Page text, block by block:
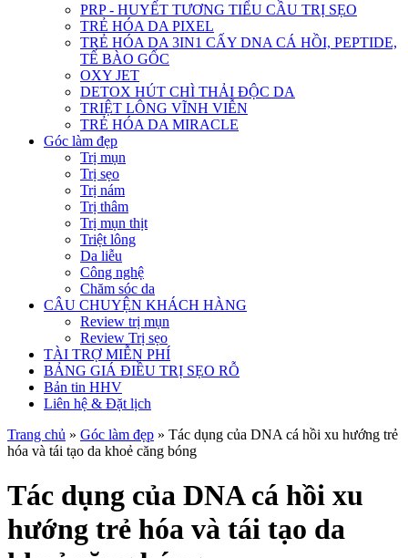
PRP - HUYẾT TƯƠNG TIỂU CẦU TRỊ SẸO
TRẺ HÓA DA PIXEL
TRẺ HÓA DA 3IN1 CẤY DNA CÁ HỒI, PEPTIDE,
TẾ BÀO GỐC
OXY JET
DETOX HÚT CHÌ THẢI ĐỘC DA
TRIỆT LÔNG VĨNH VIỄN
TRẺ HÓA DA MIRACLE
Góc làm đẹp
Trị mụn
Trị sẹo
Trị nám
Trị thâm
Trị mụn thịt
Triệt lông
Da liễu
Công nghệ
Chăm sóc da
CÂU CHUYỆN KHÁCH HÀNG
Review trị mụn
Review Trị sẹo
TÀI TRỢ MIỄN PHÍ
BẢNG GIÁ ĐIỀU TRỊ SẸO RỖ
Bản tin HHV
Liên hệ & Đặt lịch
Trang chủ » Góc làm đẹp » Tác dụng của DNA cá hồi xu hướng trẻ
hóa và tái tạo da khoẻ căng bóng
Tác dụng của DNA cá hồi xu
hướng trẻ hóa và tái tạo da